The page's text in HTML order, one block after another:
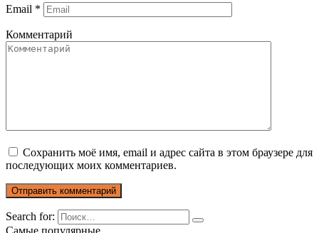
Email *
Комментарий
Сохранить моё имя, email и адрес сайта в этом браузере для
последующих моих комментариев.
Search for: